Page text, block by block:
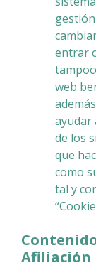
entrar
web
ayudar
de los
que
como
tal y
Afiliación